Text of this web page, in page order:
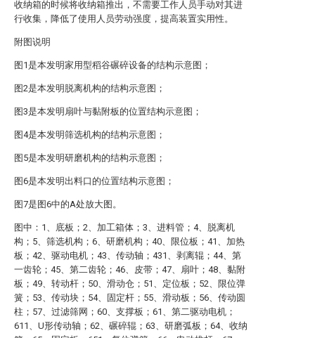
收纳箱的时候将收纳箱推出，不需要工作人员手动对其进
行收集，降低了使用人员劳动强度，提高装置实用性。
附图说明
图1是本发明家用型稻谷碾碎设备的结构示意图；
图2是本发明脱离机构的结构示意图；
图3是本发明扇叶与黏附板的位置结构示意图；
图4是本发明筛选机构的结构示意图；
图5是本发明研磨机构的结构示意图；
图6是本发明出料口的位置结构示意图；
图7是图6中的A处放大图。
图中：1、底板；2、加工箱体；3、进料管；4、脱离机
构；5、筛选机构；6、研磨机构；40、限位板；41、加热
板；42、驱动电机；43、传动轴；431、剥离辊；44、第
一齿轮；45、第二齿轮；46、皮带；47、扇叶；48、黏附
板；49、转动杆；50、滑动仓；51、定位板；52、限位弹
簧；53、传动块；54、固定杆；55、滑动板；56、传动圆
柱；57、过滤筛网；60、支撑板；61、第二驱动电机；
611、U形传动轴；62、碾碎辊；63、研磨弧板；64、收纳